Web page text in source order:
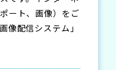
ート、画像）をご
像配信システム」